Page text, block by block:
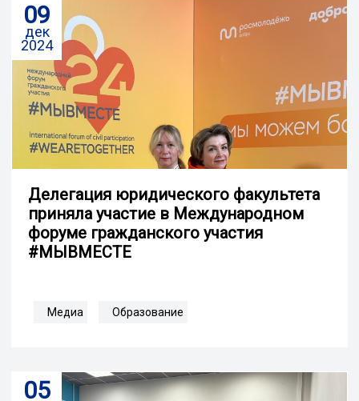
09
дек
2024
Делегация юридического факультета
приняла участие в Международном
форуме гражданского участия
#МЫВМЕСТЕ
Медиа Образование
05